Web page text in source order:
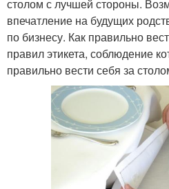
столом с лучшей стороны.
впечатление на будущих
по бизнесу. Как правильно
правил этикета, соблюдение
правильно вести себя за